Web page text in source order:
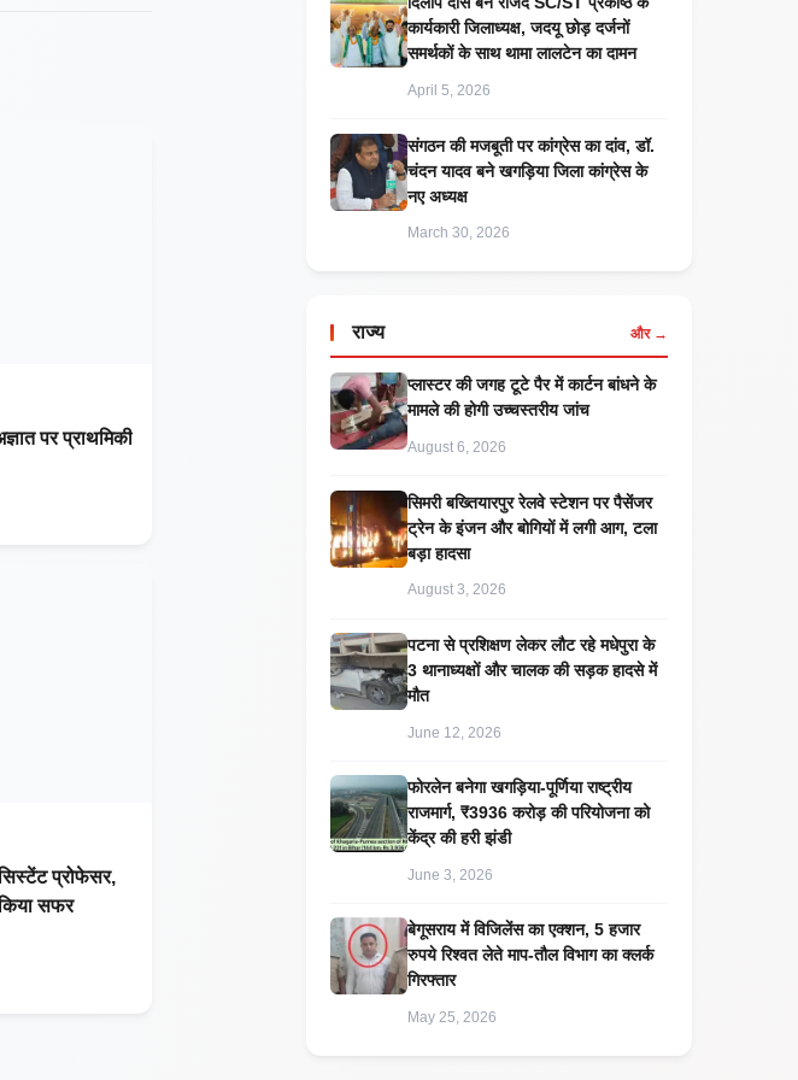
पर प्राथमिकी
प्रोफेसर,
सफर
कार्यकारी जिलाध्यक्ष, जदयू छोड़ दर्जनों
समर्थकों के साथ थामा लालटेन का दामन
April 5, 2026
संगठन की मजबूती पर कांग्रेस का दांव, डॉ.
चंदन यादव बने खगड़िया जिला कांग्रेस के
नए अध्यक्ष
March 30, 2026
राज्य और →
प्लास्टर की जगह टूटे पैर में कार्टन बांधने के
मामले की होगी उच्चस्तरीय जांच
August 6, 2026
सिमरी बख्तियारपुर रेलवे स्टेशन पर पैसेंजर
ट्रेन के इंजन और बोगियों में लगी आग, टला
बड़ा हादसा
August 3, 2026
पटना से प्रशिक्षण लेकर लौट रहे मधेपुरा के
3 थानाध्यक्षों और चालक की सड़क हादसे में
मौत
June 12, 2026
​फोरलेन बनेगा खगड़िया-पूर्णिया राष्ट्रीय
राजमार्ग, ₹3936 करोड़ की परियोजना को
केंद्र की हरी झंडी
June 3, 2026
बेगूसराय में विजिलेंस का एक्शन, 5 हजार
रुपये रिश्वत लेते माप-तौल विभाग का क्लर्क
गिरफ्तार
May 25, 2026